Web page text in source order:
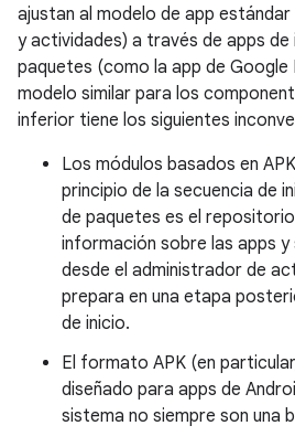
ajustan al modelo de app
y actividades) a través de apps de
paquetes (como la app de Google
modelo similar para los
inferior tiene los siguientes
Los módulos basados en
principio de la secuencia de
de paquetes es el
información sobre las apps y
desde el administrador de
prepara en una etapa
de inicio.
El formato APK (en
diseñado para apps de
sistema no siempre son una